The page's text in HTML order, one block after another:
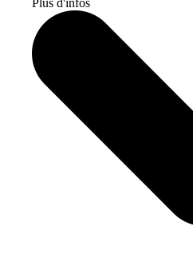
Plus d'infos